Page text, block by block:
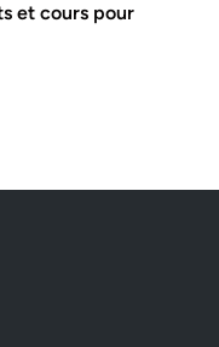
et cours pour